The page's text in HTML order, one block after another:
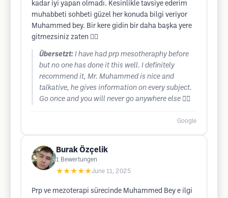
kadar iyi yapan olmadı. Kesinlikle tavsiye ederim
muhabbeti sohbeti güzel her konuda bilgi veriyor
Muhammed bey. Bir kere gidin bir daha başka yere
gitmezsiniz zaten 👍🏽
Übersetzt: I have had prp mesotheraphy before
but no one has done it this well. I definitely
recommend it, Mr. Muhammed is nice and
talkative, he gives information on every subject.
Go once and you will never go anywhere else 👍🏽
Google
Burak Özçelik
1 Bewertungen
★★★★★June 11, 2025
Prp ve mezoterapi sürecinde Muhammed Bey e ilgi